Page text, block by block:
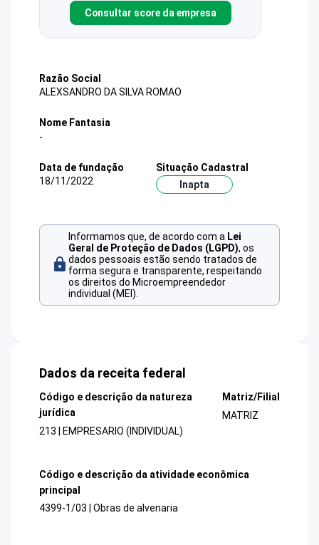
Consultar score da empresa
Razão Social
ALEXSANDRO DA SILVA ROMAO
Nome Fantasia
-
Data de fundação
18/11/2022
Situação Cadastral
Inapta
Informamos que, de acordo com a Lei
Geral de Proteção de Dados (LGPD), os
dados pessoais estão sendo tratados de
forma segura e transparente, respeitando
os direitos do Microempreendedor
individual (MEI).
Dados da receita federal
Código e descrição da natureza
jurídica
213 | EMPRESARIO (INDIVIDUAL)
Matriz/Filial
MATRIZ
Código e descrição da atividade econômica
principal
4399-1/03 | Obras de alvenaria